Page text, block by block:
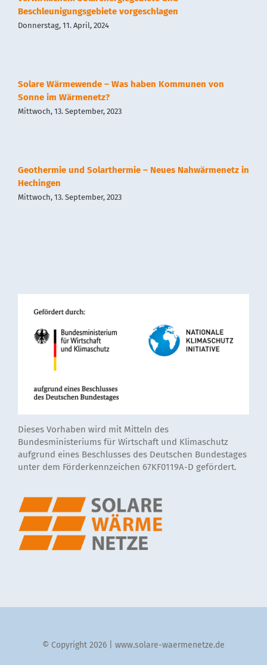
Datenschutz
Beschleunigungsgebiete vorgeschlagen
Donnerstag, 11. April, 2024
Solare Wärmewende – Was haben Kommunen von
Sonne im Wärmenetz?
Mittwoch, 13. September, 2023
Geothermie und Solarthermie – Neues Nahwärmenetz in
Hechingen
Mittwoch, 13. September, 2023
Dieses Vorhaben wird mit Mitteln des
Bundesministeriums für Wirtschaft und Klimaschutz
aufgrund eines Beschlusses des Deutschen Bundestages
unter dem Förderkennzeichen 67KF0119A-D gefördert.
© Copyright 2026 | www.solare-waermenetze.de